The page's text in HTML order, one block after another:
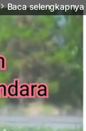
arrow_forward_ios Baca selengkapnya